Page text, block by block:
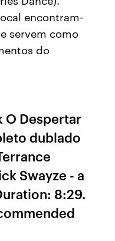
encontram-
servem como
do
O Despertar
dublado
Swayze - a
8:29.